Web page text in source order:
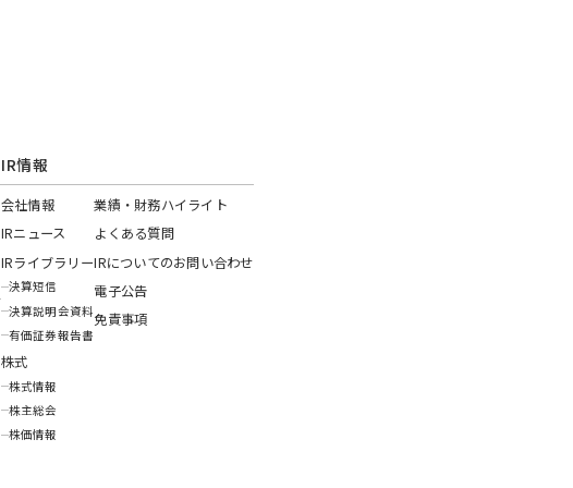
IR情報
会社情報
IRニュース
IRライブラリー
決算短信
決算説明会資料
有価証券報告書
株式
株式情報
株主総会
株価情報
業績・財務ハイライト
よくある質問
IRについてのお問い合わせ
電子公告
免責事項